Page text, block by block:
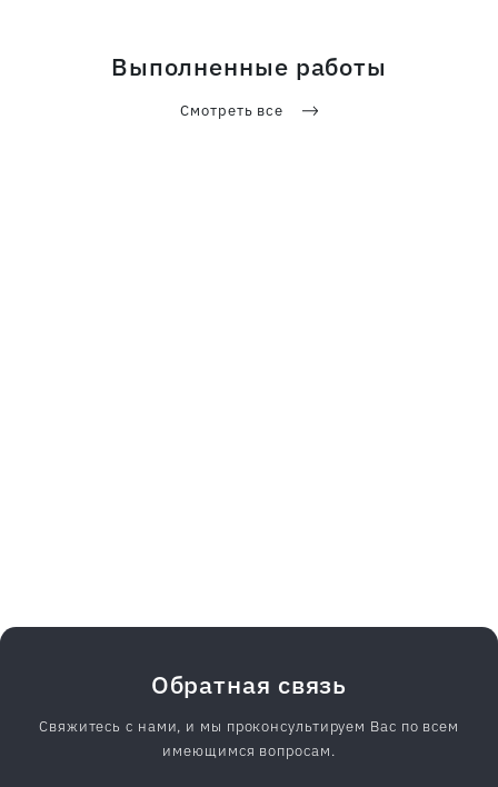
Выполненные работы
Смотреть все
Обратная связь
Свяжитесь с нами, и мы проконсультируем Вас по всем
имеющимся вопросам.